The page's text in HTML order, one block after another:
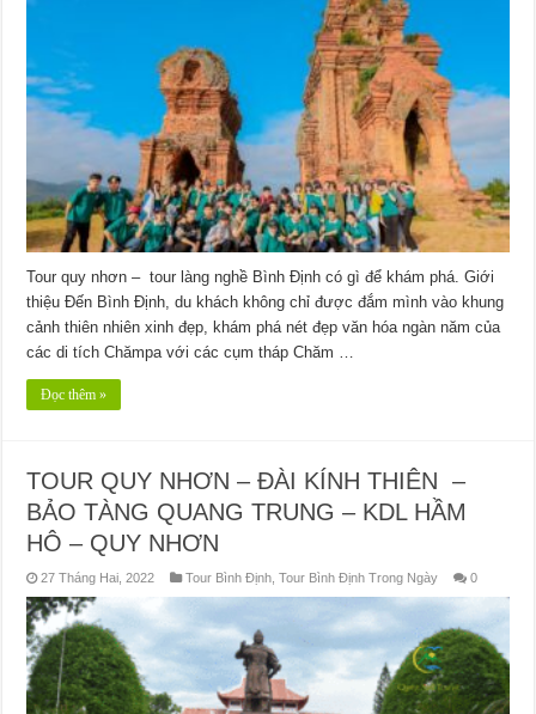
Tour quy nhơn – tour làng nghề Bình Định có gì để khám phá. Giới
thiệu Đến Bình Định, du khách không chỉ được đắm mình vào khung
cảnh thiên nhiên xinh đẹp, khám phá nét đẹp văn hóa ngàn năm của
các di tích Chămpa với các cụm tháp Chăm …
Đọc thêm »
TOUR QUY NHƠN – ĐÀI KÍNH THIÊN –
BẢO TÀNG QUANG TRUNG – KDL HẦM
HÔ – QUY NHƠN
27 Tháng Hai, 2022 Tour Bình Định ,Tour Bình Định Trong Ngày 0